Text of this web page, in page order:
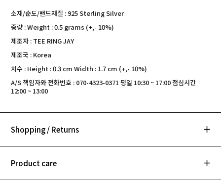
소재/순도/밴드재질 : 925 Sterling Silver
중량 : Weight : 0.5 grams (+,- 10%)
제조자 : TEE RING JAY
제조국 : Korea
치수 : Height : 0.3 cm Width : 1.7 cm (+,- 10%)
A/S 책임자와 전화번호 : 070-4323-0371 평일 10:30 ~ 17:00 점심시간
12:00 ~ 13:00
Shopping / Returns
Product care